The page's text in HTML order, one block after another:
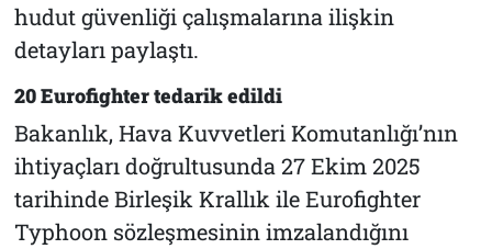
hudut güvenliği çalışmalarına ilişkin
detayları paylaştı.
20 Eurofighter tedarik edildi
Bakanlık, Hava Kuvvetleri Komutanlığı’nın
ihtiyaçları doğrultusunda 27 Ekim 2025
tarihinde Birleşik Krallık ile Eurofighter
Typhoon sözleşmesinin imzalandığını